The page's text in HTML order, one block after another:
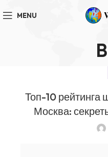
MENU
Топ-10 рейтинга
Москва: